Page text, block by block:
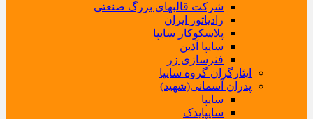
شرکت قالبهای بزرگ صنعتی
رادیاتور ایران
پلاسکوکار سایپا
سایپا آذین
فنرسازی زر
ایثارگران گروه سایپا
پدران آسمانی(شهید)
سایپا
سایپایدک